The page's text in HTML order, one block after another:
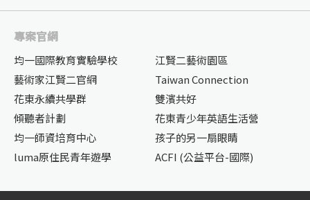
專案官網
均一國際教育實驗學校
江賢二藝術園區
藝術家江賢二官網
Taiwan Connection
花東永續共學群
雙濱共好
傾聽者計劃
花東青少年英語生活營
均一師資培育中心
孩子的另一扇眼睛
luma原住民青年遊學
ACFI (公益平台-國際)